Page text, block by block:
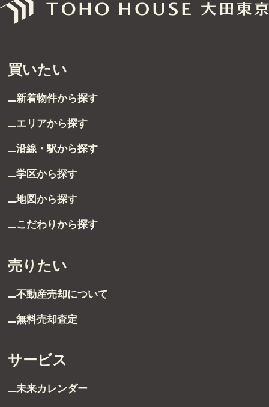
買いたい
新着物件から探す
エリアから探す
沿線・駅から探す
学区から探す
地図から探す
こだわりから探す
売りたい
不動産売却について
無料売却査定
サービス
未来カレンダー
グループ案内
お客様の声
お客様の声一覧
採用情報
受付時間 9:00～21:00